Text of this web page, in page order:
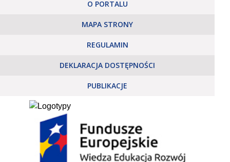
O PORTALU
MAPA STRONY
REGULAMIN
DEKLARACJA DOSTĘPNOŚCI
PUBLIKACJE